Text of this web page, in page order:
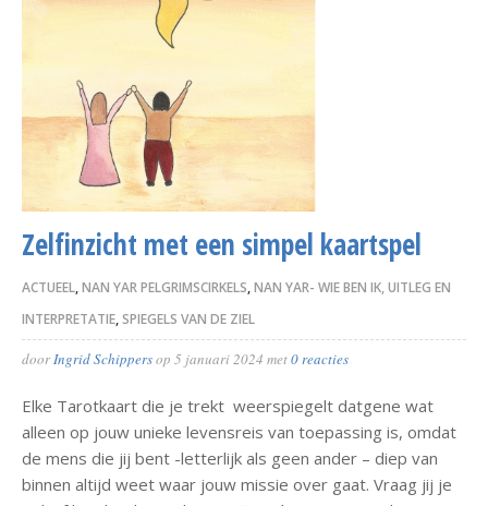
Zelfinzicht met een simpel kaartspel
ACTUEEL,NAN YAR PELGRIMSCIRKELS,NAN YAR- WIE BEN IK, UITLEG EN
INTERPRETATIE,SPIEGELS VAN DE ZIEL
doorIngrid Schippersop 5 januari 2024 met0 reacties
Elke Tarotkaart die je trekt weerspiegelt datgene wat
alleen op jouw unieke levensreis van toepassing is, omdat
de mens die jij bent -letterlijk als geen ander – diep van
binnen altijd weet waar jouw missie over gaat. Vraag jij je